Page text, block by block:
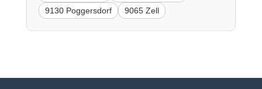
9130 Poggersdorf
9065 Zell